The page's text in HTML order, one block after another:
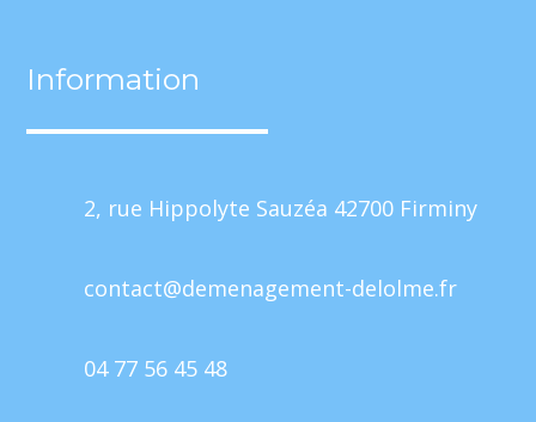
Information
2, rue Hippolyte Sauzéa 42700 Firminy
contact@demenagement-delolme.fr
04 77 56 45 48